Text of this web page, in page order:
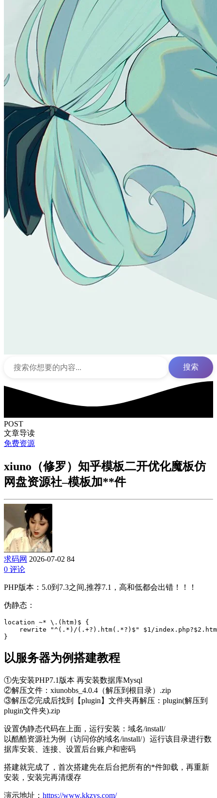
搜索
POST
文章导读
免费资源
xiuno（修罗）知乎模板二开优化魔板仿
网盘资源社–模板加**件
求码网 2026-07-02 84
0 评论
PHP版本：5.0到7.3之间,推荐7.1，高和低都会出错！！！
伪静态：
location ~* \.(htm)$ {
rewrite "^(.*)/(.+?).htm(.*?)$" $1/
}
以服务器为例搭建教程
①先安装PHP7.1版本 再安装数据库Mysql
②解压文件：xiunobbs_4.0.4（解压到根目录）.zip
③解压②完成后找到【plugin】文件夹再解压：plugin(解压到
plugin文件夹).zip
设置伪静态代码在上面，运行安装：域名/install/
以酷酷资源社为例（访问你的域名/install/）运行该目录进行数
据库安装、连接、设置后台账户和密码
搭建就完成了，首次搭建先在后台把所有的*件卸载，再重新
安装，安装完再清缓存
演示地址： https://www.kkzys.com/